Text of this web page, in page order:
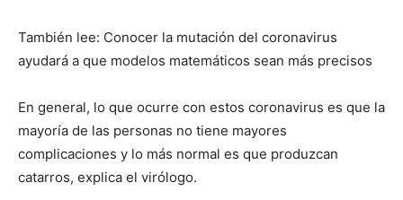
También lee: Conocer la mutación del coronavirus
ayudará a que modelos matemáticos sean más precisos
En general, lo que ocurre con estos coronavirus es que la
mayoría de las personas no tiene mayores
complicaciones y lo más normal es que produzcan
catarros, explica el virólogo.